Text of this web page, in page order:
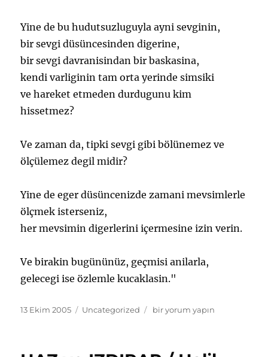
Yine de bu hudutsuzluguyla ayni sevginin,
bir sevgi düsüncesinden digerine,
bir sevgi davranisindan bir baskasina,
kendi varliginin tam orta yerinde simsiki
ve hareket etmeden durdugunu kim
hissetmez?
Ve zaman da, tipki sevgi gibi bölünemez ve
ölçülemez degil midir?
Yine de eger düsüncenizde zamani mevsimlerle
ölçmek isterseniz,
her mevsimin digerlerini içermesine izin verin.
Ve birakin bugününüz, geçmisi anilarla,
gelecegi ise özlemle kucaklasin."
Yayın
13 Ekim 2005 Kategoriler
Uncategorized
ZAMAN
bir yorum yapın